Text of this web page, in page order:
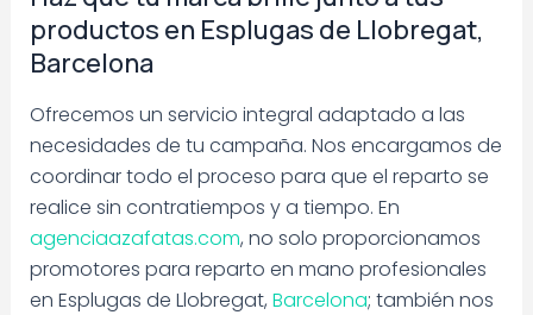
productos en Esplugas de Llobregat,
Barcelona
Ofrecemos un servicio integral adaptado a las
necesidades de tu campaña. Nos encargamos de
coordinar todo el proceso para que el reparto se
realice sin contratiempos y a tiempo. En
agenciaazafatas.com, no solo proporcionamos
promotores para reparto en mano profesionales
en Esplugas de Llobregat, Barcelona; también nos